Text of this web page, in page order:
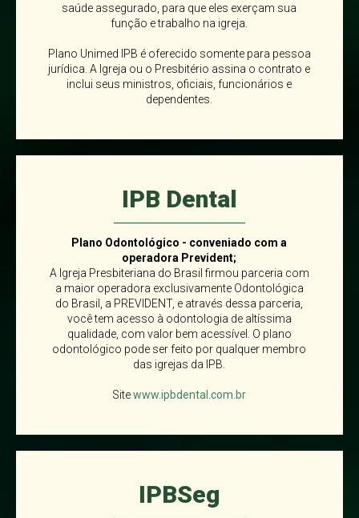
saúde assegurado, para que eles exerçam sua
função e trabalho na igreja.
Plano Unimed IPB é oferecido somente para pessoa
jurídica. A Igreja ou o Presbitério assina o contrato e
inclui seus ministros, oficiais, funcionários e
dependentes.
IPB Dental
Plano Odontológico - conveniado com a
operadora Prevident;
A Igreja Presbiteriana do Brasil firmou parceria com
a maior operadora exclusivamente Odontológica
do Brasil, a PREVIDENT, e através dessa parceria,
você tem acesso à odontologia de altíssima
qualidade, com valor bem acessível. O plano
odontológico pode ser feito por qualquer membro
das igrejas da IPB.
Sitewww.ipbdental.com.br
IPBSeg